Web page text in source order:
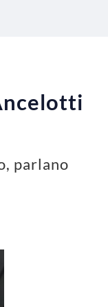
parlano